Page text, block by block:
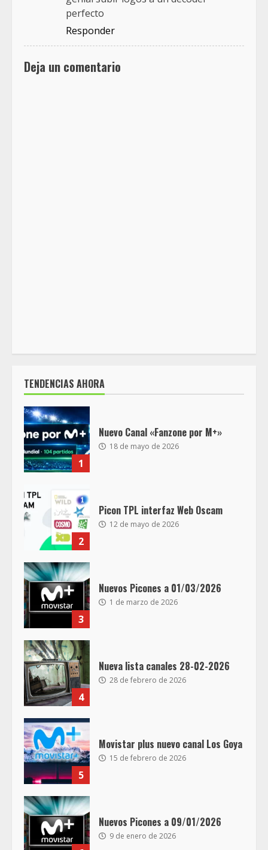
perfecto
Responder
Deja un comentario
TENDENCIAS AHORA
1
Nuevo Canal «Fanzone por M+»
18 de mayo de 2026
2
Picon TPL interfaz Web Oscam
12 de mayo de 2026
3
Nuevos Picones a 01/03/2026
1 de marzo de 2026
4
Nueva lista canales 28-02-2026
28 de febrero de 2026
5
Movistar plus nuevo canal Los Goya
15 de febrero de 2026
Nuevos Picones a 09/01/2026
9 de enero de 2026